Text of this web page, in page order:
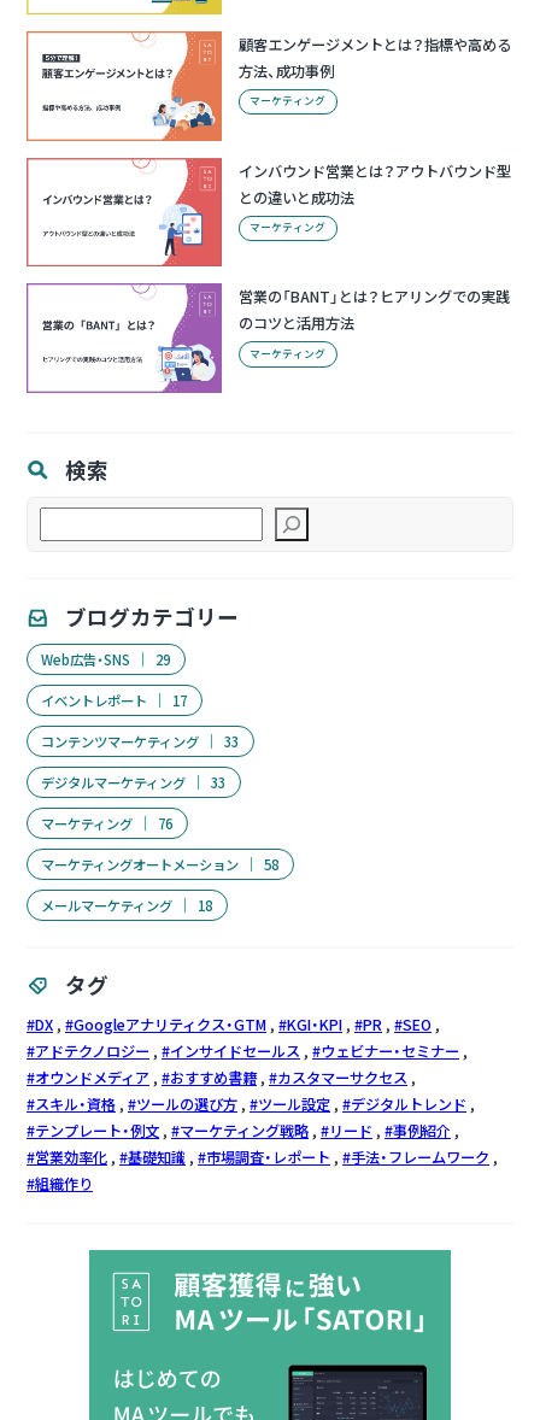
顧客エンゲージメントとは？指標や高める
方法、成功事例
マーケティング
インバウンド営業とは？アウトバウンド型
との違いと成功法
マーケティング
営業の「BANT」とは？ヒアリングでの実践
のコツと活用方法
マーケティング
検索
検
索
ブログカテゴリー
Web広告・SNS 29
イベントレポート 17
コンテンツマーケティング 33
デジタルマーケティング 33
マーケティング 76
マーケティングオートメーション 58
メールマーケティング 18
タグ
DX Googleアナリティクス・GTM KGI・KPI PR
SEO
アドテクノロジー
インサイドセールス
ウェビナー・セミナー
オウンドメディア
おすすめ書籍
カスタマーサクセス
スキル・資格
ツールの選び方 ツール設定
デジタルトレンド
テンプレート・例文
マーケティング戦略 リード
事例紹介
営業効率化
基礎知識 市場調査・レポート
手法・フレームワーク
組織作り